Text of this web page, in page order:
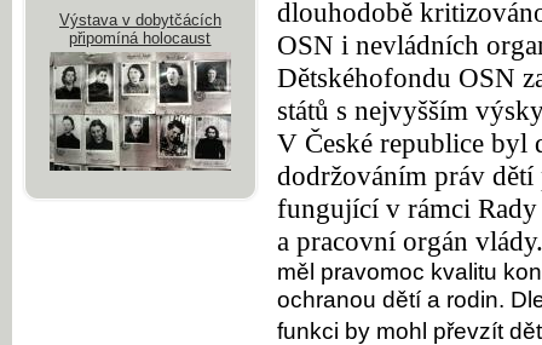
dlouhodobě
OSN i nevládních
Dětskéhofondu OSN
států s nejvyšším
V České republice byl
dodržováním práv
fungující v rámci
a pracovní orgán
měl pravomoc kvalitu
ochranou dětí a rodin.
funkci by mohl převzít
Výstava v dobytčácích
připomíná holocaust